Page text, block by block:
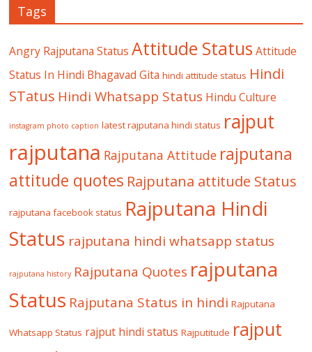
Tags
Angry Rajputana Status Attitude Status Attitude
Status In Hindi Bhagavad Gita hindi attitude status Hindi
STatus Hindi Whatsapp Status Hindu Culture
instagram photo caption latest rajputana hindi status rajput
rajputana Rajputana Attitude rajputana
attitude quotes Rajputana attitude Status
rajputana facebook status Rajputana Hindi
Status rajputana hindi whatsapp status
rajputana history Rajputana Quotes rajputana
Status Rajputana Status in hindi Rajputana
Whatsapp Status rajput hindi status Rajputitude rajput